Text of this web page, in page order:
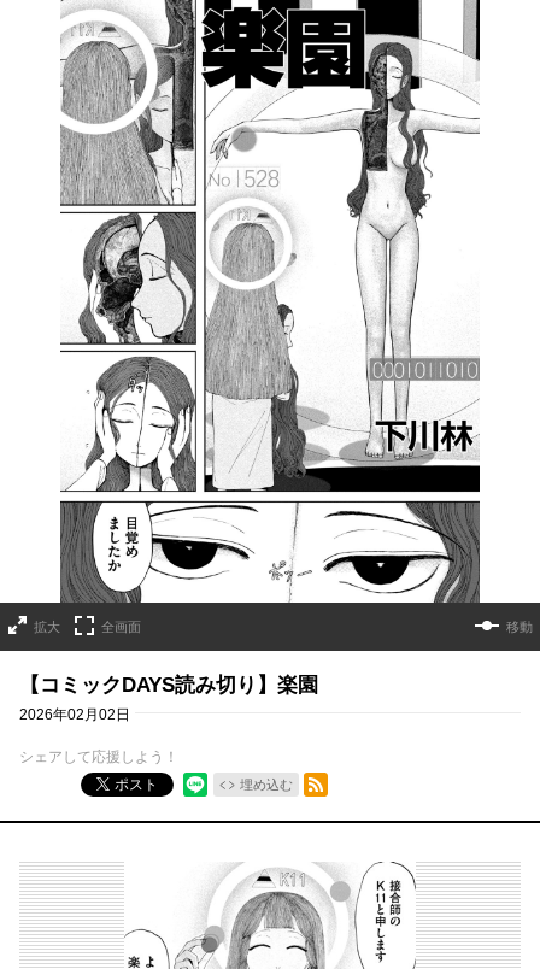
拡大 全画面 移動
【コミックDAYS読み切り】楽園
2026年02月02日
シェアして応援しよう！
ポスト
埋め込む
RSSフィード